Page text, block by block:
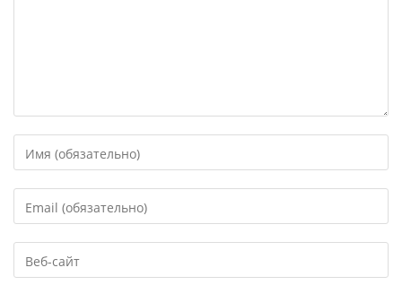
свое
или
имя
чтобы
прокомментировать
свой
адрес,
чтобы
URL